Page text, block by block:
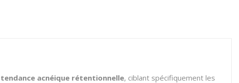
tendance acnéique rétentionnelle, ciblant spécifiquement les